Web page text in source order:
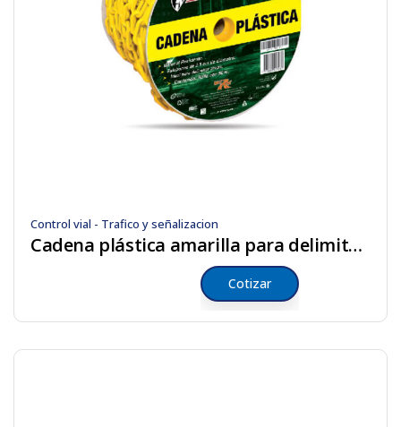
Control vial - Trafico y señalizacion
Cadena plástica amarilla para delimitar áreas
Cotizar